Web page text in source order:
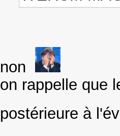
non
on rappelle que
postérieure à